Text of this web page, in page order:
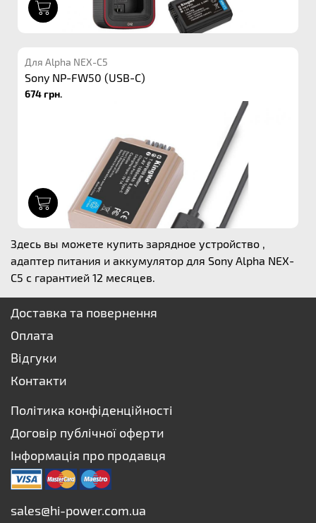
Для Alpha NEX-C5
Sony NP-FW50 (USB-C)
674 грн.
Здесь вы можете купить зарядное устройство ,
адаптер питания и аккумулятор для Sony Alpha NEX-
C5 с гарантией 12 месяцев.
Доставка та повернення
Оплата
Відгуки
Контакти
Політика конфіденційності
Договір публічної оферти
Інформація про продавця
sales@hi-power.com.ua